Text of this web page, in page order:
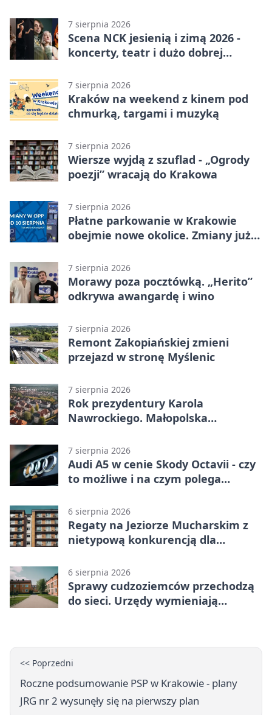
7 sierpnia 2026
Scena NCK jesienią i zimą 2026 -
koncerty, teatr i dużo dobrej
7 sierpnia 2026
Kraków na weekend z kinem pod
chmurką, targami i muzyką
7 sierpnia 2026
Wiersze wyjdą z szuflad - „Ogrody
poezji” wracają do Krakowa
7 sierpnia 2026
Płatne parkowanie w Krakowie
obejmie nowe okolice. Zmiany już
7 sierpnia 2026
Morawy poza pocztówką. „Herito”
odkrywa awangardę i wino
7 sierpnia 2026
Remont Zakopiańskiej zmieni
przejazd w stronę Myślenic
7 sierpnia 2026
Rok prezydentury Karola
Nawrockiego. Małopolska
7 sierpnia 2026
Audi A5 w cenie Skody Octavii - czy
to możliwe i na czym polega
6 sierpnia 2026
Regaty na Jeziorze Mucharskim z
nietypową konkurencją dla
6 sierpnia 2026
Sprawy cudzoziemców przechodzą
do sieci. Urzędy wymieniają
<< Poprzedni
Roczne podsumowanie PSP w Krakowie - plany
JRG nr 2 wysunęły się na pierwszy plan